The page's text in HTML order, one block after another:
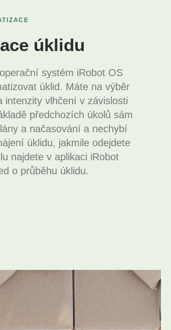
úklidu
systém iRobot OS
úklid. Máte na výběr
vlhčení v závislosti
předchozích úkolů sám
a načasování a nechybí
úklidu, jakmile odejdete
najdete v aplikaci iRobot
o průběhu úklidu.